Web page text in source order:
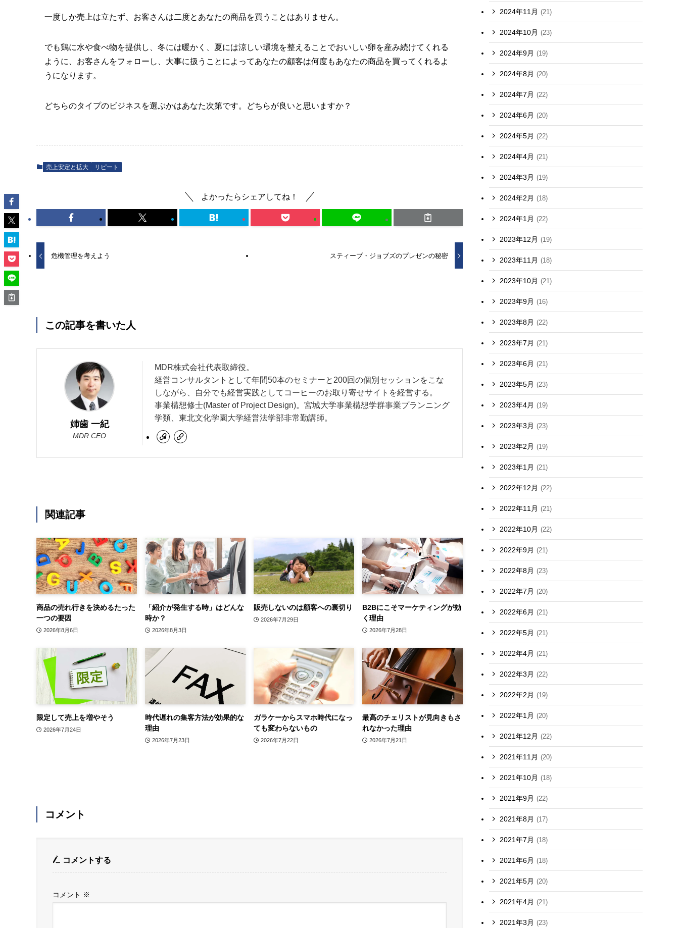
一度しか売上は立たず、お客さんは二度とあなたの商品を買うことはありません。
でも鶏に水や食べ物を提供し、冬には暖かく、夏には涼しい環境を整えることでおいしい卵を産み続けてくれる
ように、お客さんをフォローし、大事に扱うことによってあなたの顧客は何度もあなたの商品を買ってくれるよ
うになります。
どちらのタイプのビジネスを選ぶかはあなた次第です。どちらが良いと思いますか？
売上安定と拡大 リピート
よかったらシェアしてね！
危機管理を考えよう スティーブ・ジョブズのプレゼンの秘密
この記事を書いた人
姉歯 一紀
MDR CEO
MDR株式会社代表取締役。
経営コンサルタントとして年間50本のセミナーと200回の個別セッションをこな
しながら、自分でも経営実践としてコーヒーのお取り寄せサイトを経営する。
事業構想修士(Master of Project Design)。宮城大学事業構想学群事業プランニング
学類、東北文化学園大学経営法学部非常勤講師。
関連記事
商品の売れ行きを決めるたった
一つの要因
2026年8月6日
「紹介が発生する時」はどんな
時か？
2026年8月3日
販売しないのは顧客への裏切り
2026年7月29日
B2Bにこそマーケティングが効
く理由
2026年7月28日
限定して売上を増やそう
2026年7月24日
時代遅れの集客方法が効果的な
理由
2026年7月23日
ガラケーからスマホ時代になっ
ても変わらないもの
2026年7月22日
最高のチェリストが見向きもさ
れなかった理由
2026年7月21日
コメント
コメントする
コメント ※
2024年11月 (21)
2024年10月 (23)
2024年9月 (19)
2024年8月 (20)
2024年7月 (22)
2024年6月 (20)
2024年5月 (22)
2024年4月 (21)
2024年3月 (19)
2024年2月 (18)
2024年1月 (22)
2023年12月 (19)
2023年11月 (18)
2023年10月 (21)
2023年9月 (16)
2023年8月 (22)
2023年7月 (21)
2023年6月 (21)
2023年5月 (23)
2023年4月 (19)
2023年3月 (23)
2023年2月 (19)
2023年1月 (21)
2022年12月 (22)
2022年11月 (21)
2022年10月 (22)
2022年9月 (21)
2022年8月 (23)
2022年7月 (20)
2022年6月 (21)
2022年5月 (21)
2022年4月 (21)
2022年3月 (22)
2022年2月 (19)
2022年1月 (20)
2021年12月 (22)
2021年11月 (20)
2021年10月 (18)
2021年9月 (22)
2021年8月 (17)
2021年7月 (18)
2021年6月 (18)
2021年5月 (20)
2021年4月 (21)
2021年3月 (23)